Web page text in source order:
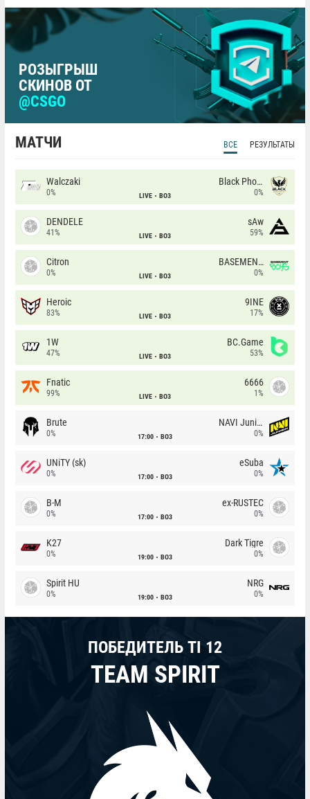
РОЗЫГРЫШ
СКИНОВ ОТ
@CSGO
МАТЧИ ВСЕ РЕЗУЛЬТАТЫ
Walczaki
0% LIVE BO3
Black Phoenix
0%
DENDELE
41% LIVE BO3
sAw
59%
Citron
0% LIVE BO3
BASEMENT BOYS
0%
Heroic
83% LIVE BO3
9INE
17%
1W
47% LIVE BO3
BC.Game
53%
Fnatic
99% LIVE BO3
6666
1%
Brute
0% 17:00 BO3
NAVI Junior
0%
UNiTY (sk)
0% 17:00 BO3
eSuba
0%
B-M
0% 17:00 BO3
ex-RUSTEC
0%
K27
0% 19:00 BO3
Dark Tigre
0%
Spirit HU
0% 19:00 BO3
NRG
0%
ПОБЕДИТЕЛЬ TI 12
TEAM SPIRIT